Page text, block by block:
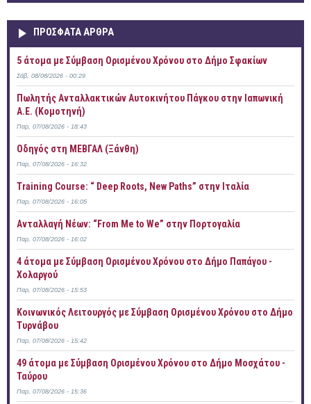
ΠΡOΣΦΑΤΑ AΡΘΡΑ
5 άτομα με Σύμβαση Ορισμένου Χρόνου στο Δήμο Σφακίων
Σάβ, 08/08/2026 - 00:29
Πωλητής Ανταλλακτικών Αυτοκινήτου Πάγκου στην Ιαπωνική
Α.Ε. (Κομοτηνή)
Παρ, 07/08/2026 - 18:43
Οδηγός στη ΜΕΒΓΑΛ (Ξάνθη)
Παρ, 07/08/2026 - 16:32
Training Course: “ Deep Roots, New Paths” στην Ιταλία
Παρ, 07/08/2026 - 16:05
Ανταλλαγή Νέων: “From Me to We” στην Πορτογαλία
Παρ, 07/08/2026 - 16:02
4 άτομα με Σύμβαση Ορισμένου Χρόνου στο Δήμο Παπάγου -
Χολαργού
Παρ, 07/08/2026 - 15:53
Κοινωνικός Λειτουργός με Σύμβαση Ορισμένου Χρόνου στο Δήμο
Τυρνάβου
Παρ, 07/08/2026 - 15:42
49 άτομα με Σύμβαση Ορισμένου Χρόνου στο Δήμο Μοσχάτου -
Ταύρου
Παρ, 07/08/2026 - 15:36